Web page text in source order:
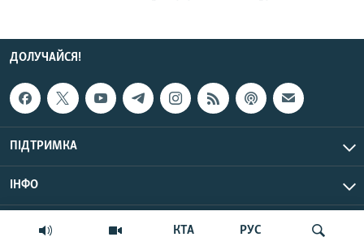
КТА РУС
ДОЛУЧАЙСЯ!
ПІДТРИМКА
ІНФО
© Крим.Реалії, 2026 | Усі права застережено.